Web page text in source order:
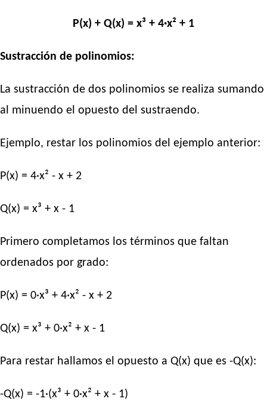
P(x) + Q(x) = x³ + 4·x² + 1
Sustracción de polinomios:
La sustracción de dos polinomios se realiza sumando
al minuendo el opuesto del sustraendo.
Ejemplo, restar los polinomios del ejemplo anterior:
P(x) = 4·x² - x + 2
Q(x) = x³ + x - 1
Primero completamos los términos que faltan
ordenados por grado:
P(x) = 0·x³ + 4·x² - x + 2
Q(x) = x³ + 0·x² + x - 1
Para restar hallamos el opuesto a Q(x) que es -Q(x):
-Q(x) = -1·(x³ + 0·x² + x - 1)